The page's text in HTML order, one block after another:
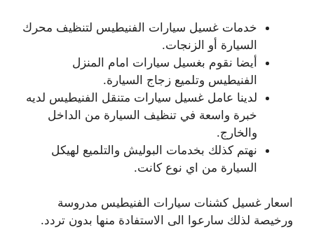
خدمات غسيل سيارات الفنيطيس لتنظيف محرك
السيارة أو الزنجات.
أيضا نقوم بغسيل سيارات امام المنزل
الفنيطيس وتلميع زجاج السيارة.
لدينا عامل غسيل سيارات متنقل الفنيطيس لديه
خبرة واسعة في تنظيف السيارة من الداخل
والخارج.
نهتم كذلك بخدمات البوليش والتلميع لهيكل
السيارة من اي نوع كانت.
اسعار غسيل كشنات سيارات الفنيطيس مدروسة
ورخيصة لذلك سارعوا الى الاستفادة منها بدون تردد.